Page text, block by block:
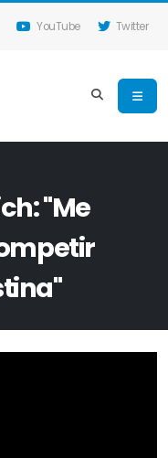
YouTube Twitter
"Me